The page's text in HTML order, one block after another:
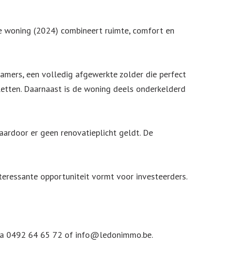
woning (2024) combineert ruimte, comfort en
een volledig afgewerkte zolder die perfect
Daarnaast is de woning deels onderkelderd
er geen renovatieplicht geldt. De
opportuniteit vormt voor investeerders.
0492 64 65 72 of info@ledonimmo.be.